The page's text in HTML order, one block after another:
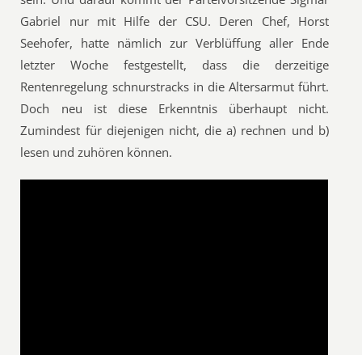
Gabriel nur mit Hilfe der CSU. Deren Chef, Horst
Seehofer, hatte nämlich zur Verblüffung aller Ende
letzter Woche festgestellt, dass die derzeitige
Rentenregelung schnurstracks in die Altersarmut führt.
Doch neu ist diese Erkenntnis überhaupt nicht.
Zumindest für diejenigen nicht, die a) rechnen und b)
lesen und zuhören können.